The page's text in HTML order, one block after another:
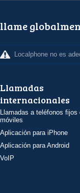
llame
Localphone no es
Llamadas
internacionales
Llamadas a teléfonos fijos
móviles
Aplicación para iPhone
Aplicación para Android
VoIP